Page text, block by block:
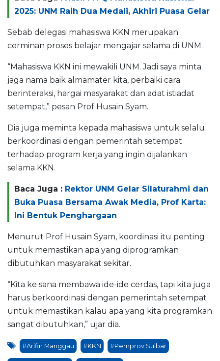
2025: UNM Raih Dua Medali, Akhiri Puasa Gelar
Sebab delegasi mahasiswa KKN merupakan
cerminan proses belajar mengajar selama di UNM.
“Mahasiswa KKN ini mewakili UNM. Jadi saya minta
jaga nama baik almamater kita, perbaiki cara
berinteraksi, hargai masyarakat dan adat istiadat
setempat,” pesan Prof Husain Syam.
Dia juga meminta kepada mahasiswa untuk selalu
berkoordinasi dengan pemerintah setempat
terhadap program kerja yang ingin dijalankan
selama KKN.
Baca Juga : Rektor UNM Gelar Silaturahmi dan
Buka Puasa Bersama Awak Media, Prof Karta:
Ini Bentuk Penghargaan
Menurut Prof Husain Syam, koordinasi itu penting
untuk memastikan apa yang diprogramkan
dibutuhkan masyarakat sekitar.
“Kita ke sana membawa ide-ide cerdas, tapi kita juga
harus berkoordinasi dengan pemerintah setempat
untuk memastikan kalau apa yang kita programkan
sangat dibutuhkan,” ujar dia.
#Arifin Manggau #KKN #Pemprov Sulbar